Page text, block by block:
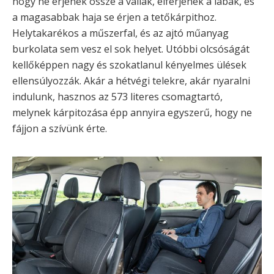
a magasabbak haja se érjen a tetőkárpithoz.
Helytakarékos a műszerfal, és az ajtó műanyag
burkolata sem vesz el sok helyet. Utóbbi olcsóságát
kellőképpen nagy és szokatlanul kényelmes ülések
ellensúlyozzák. Akár a hétvégi telekre, akár nyaralni
indulunk, hasznos az 573 literes csomagtartó,
melynek kárpitozása épp annyira egyszerű, hogy ne
fájjon a szívünk érte.